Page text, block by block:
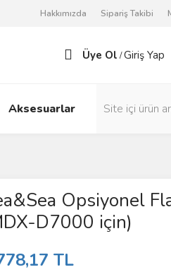
Hakkımızda Sipariş Takibi
Üye Ol /Giriş Yap
Aksesuarlar
Opsiyonel
D7000 için)
TL